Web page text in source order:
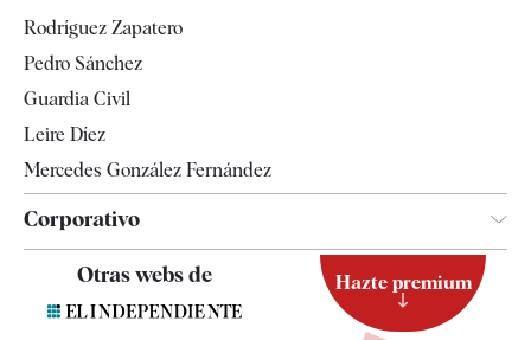
Televisión
Rodríguez Zapatero
Pedro Sánchez
Guardia Civil
Leire Díez
Mercedes González Fernández
Corporativo
Contacto
Otras webs de Hazte premium